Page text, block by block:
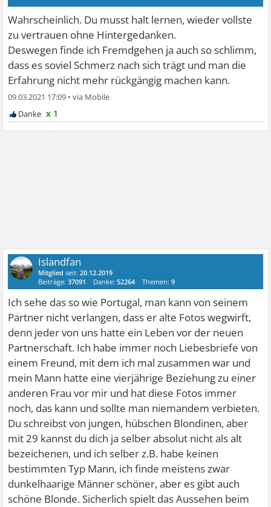
Wahrscheinlich. Du musst halt lernen, wieder vollste
zu vertrauen ohne Hintergedanken.
Deswegen finde ich Fremdgehen ja auch so schlimm,
dass es soviel Schmerz nach sich trägt und man die
Erfahrung nicht mehr rückgängig machen kann.
09.03.2021 17:09 •
x 1
Islandfan
Mitglied seit:20.12.2019
Beiträge:37091 Danke:52264 Themen:9
Ich sehe das so wie Portugal, man kann von seinem
Partner nicht verlangen, dass er alte Fotos wegwirft,
denn jeder von uns hatte ein Leben vor der neuen
Partnerschaft. Ich habe immer noch Liebesbriefe von
einem Freund, mit dem ich mal zusammen war und
mein Mann hatte eine vierjährige Beziehung zu einer
anderen Frau vor mir und hat diese Fotos immer
noch, das kann und sollte man niemandem verbieten.
Du schreibst von jungen, hübschen Blondinen, aber
mit 29 kannst du dich ja selber absolut nicht als alt
bezeichenen, und ich selber z.B. habe keinen
bestimmten Typ Mann, ich finde meistens zwar
dunkelhaarige Männer schöner, aber es gibt auch
schöne Blonde. Sicherlich spielt das Aussehen beim